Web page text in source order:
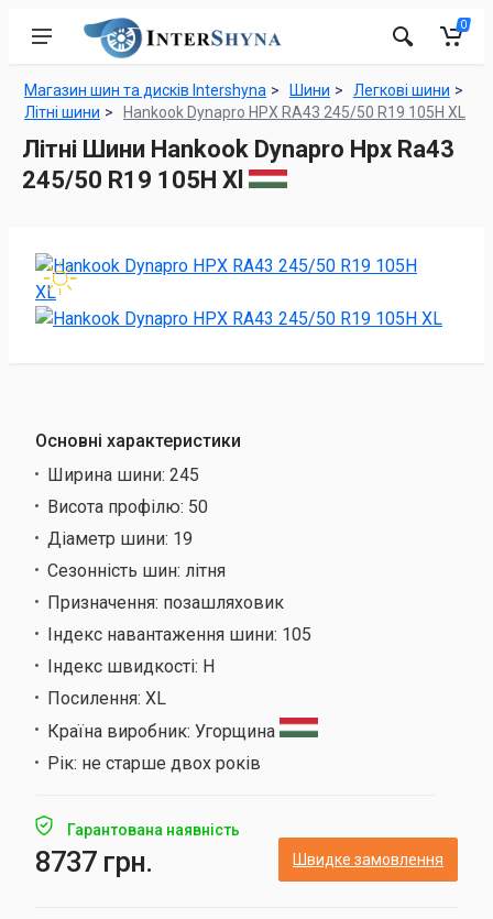
0
Магазин шин та дисків Intershyna Шини
Легкові шини
Літні шини
Hankook Dynapro HPX RA43 245/50 R19 105H XL
Літні Шини Hankook Dynapro Hpx Ra43
245/50 R19 105H Xl
Основні характеристики
Ширина шини: 245
Висота профілю: 50
Діаметр шини: 19
Сезонність шин: літня
Призначення: позашляховик
Індекс навантаження шини: 105
Індекс швидкості: H
Посилення: XL
Країна виробник: Угорщина
Рік: не старше двох років
Гарантована наявність
8737 грн. Швидке замовлення